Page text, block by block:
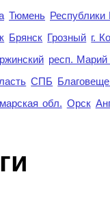
Тюмень Республики
Брянск Грозный г.
респ.
СПБ
обл. Орск